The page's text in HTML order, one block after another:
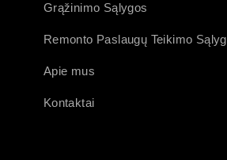
Grąžinimo Sąlygos
Remonto Paslaugų Teikimo
Apie mus
Kontaktai